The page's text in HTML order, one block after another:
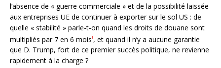
l’absence de « guerre commerciale » et de la possibilité laissée
aux entreprises UE de continuer à exporter sur le sol US : de
quelle « stabilité » parle-t-on quand les droits de douane sont
multipliés par 7 en 6 moisi, et quand il n’y a aucune garantie
que D. Trump, fort de ce premier succès politique, ne revienne
rapidement à la charge ?